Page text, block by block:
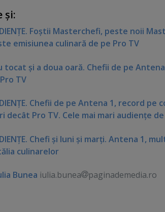
şi:
Foştii Masterchefi, peste noii
emisiunea culinară de pe Pro TV
tocat şi a doua oară. Chefii de pe
TV
Chefii de pe Antena 1, record
decât Pro TV. Cele mai mari audienţe
Chefi şi luni şi marţi. Antena 1,
culinarelor
Bunea iulia.bunea paginademedia.ro